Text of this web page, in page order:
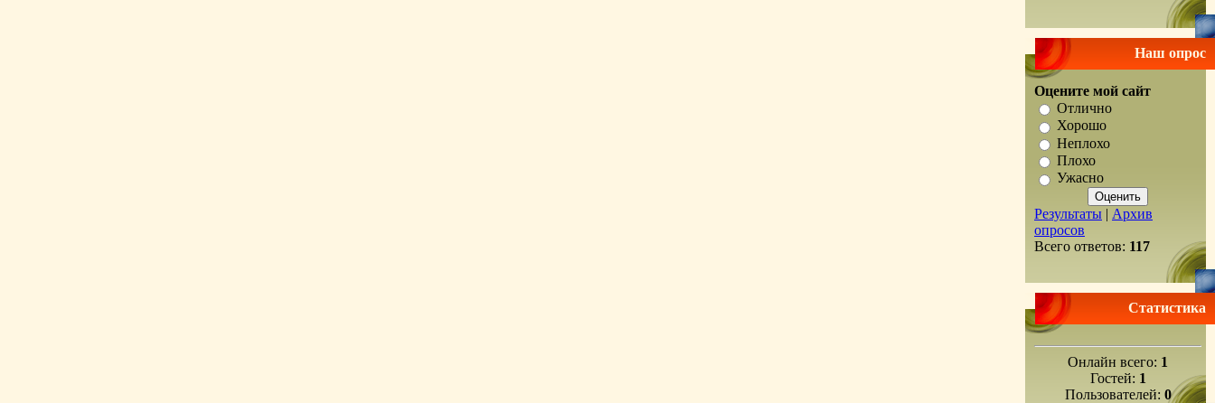
Наш опрос
Оцените мой сайт
Отлично
Хорошо
Неплохо
Плохо
Ужасно
Результаты | Архив
опросов
Всего ответов: 117
Статистика
Онлайн всего: 1
Гостей: 1
Пользователей: 0